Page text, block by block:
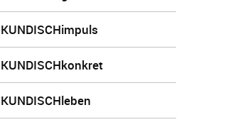
KUNDISCHimpuls
KUNDISCHkonkret
KUNDISCHleben